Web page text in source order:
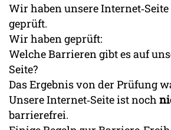
Wir haben unsere Internet‐Seite
geprüft.
Wir haben geprüft:
Welche Barrieren gibt es auf
Seite?
Das Ergebnis von der Prüfung
Unsere Internet‐Seite ist noch
barrierefrei.